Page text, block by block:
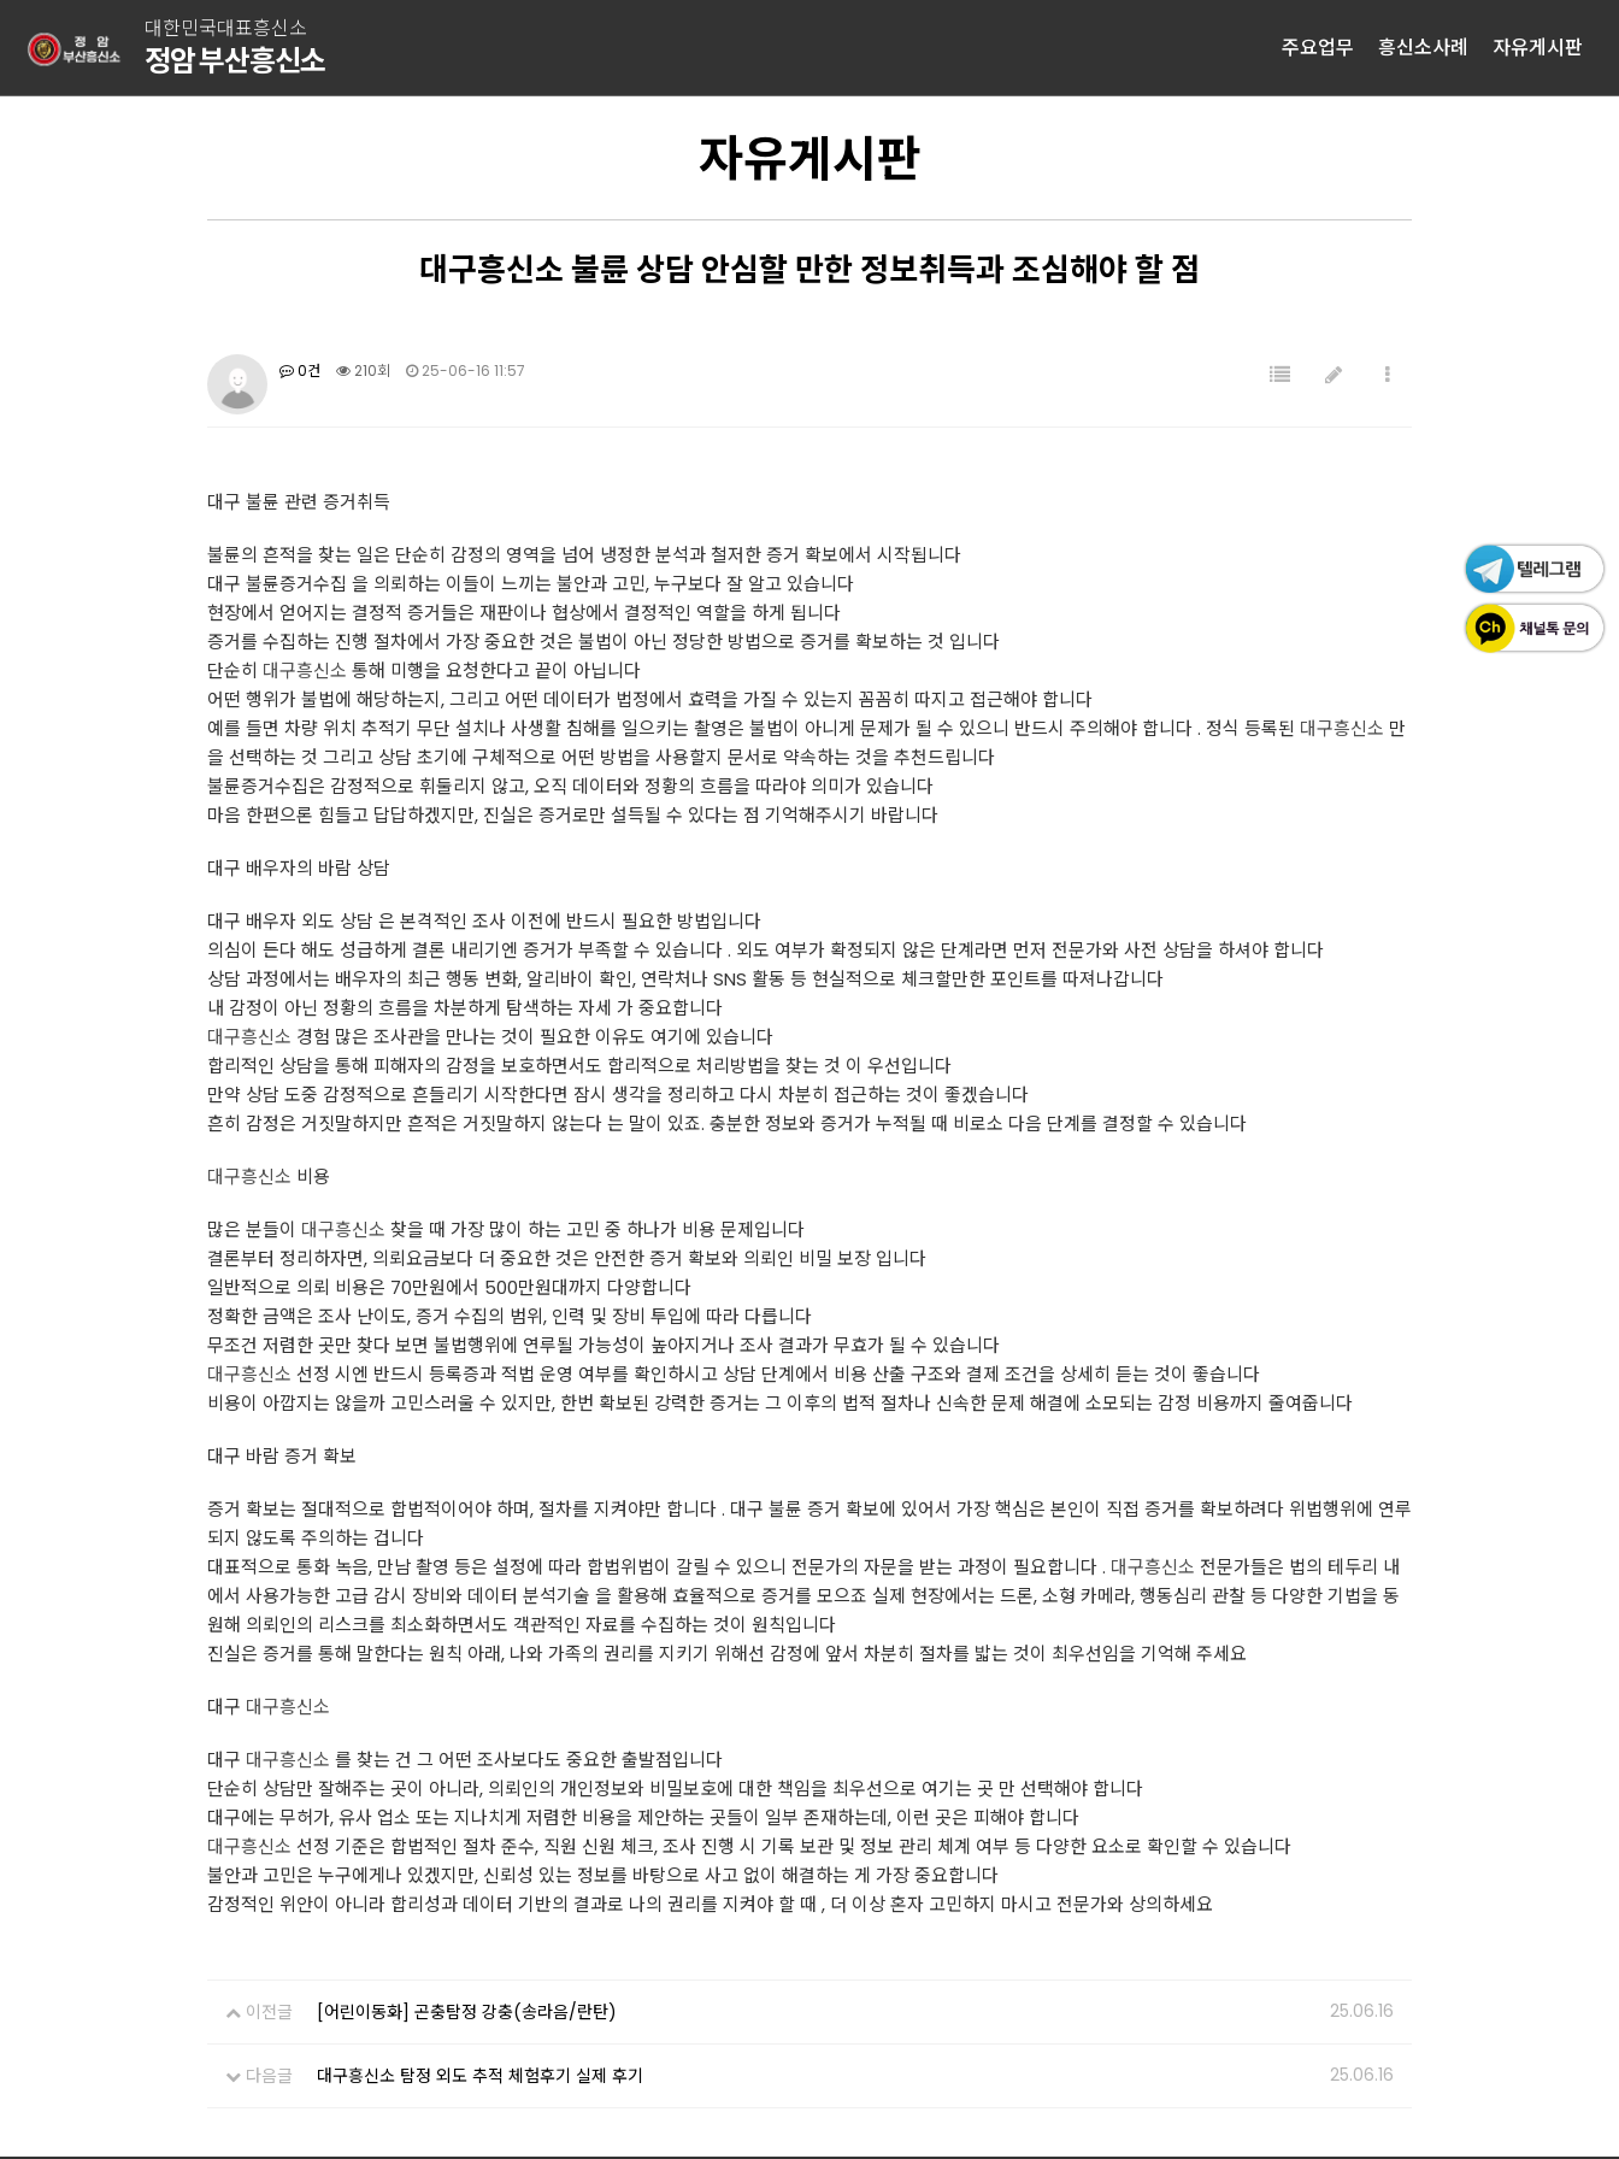
대한민국대표흥신소
정암 부산흥신소 주요업무 흥신소사례 자유게시판
자유게시판
대구흥신소 불륜 상담 안심할 만한 정보취득과 조심해야 할 점
0건 210회 25-06-16 11:57
대구 불륜 관련 증거취득
불륜의 흔적을 찾는 일은 단순히 감정의 영역을 넘어 냉정한 분석과 철저한 증거 확보에서 시작됩니다
대구 불륜증거수집 을 의뢰하는 이들이 느끼는 불안과 고민, 누구보다 잘 알고 있습니다
현장에서 얻어지는 결정적 증거들은 재판이나 협상에서 결정적인 역할을 하게 됩니다
증거를 수집하는 진행 절차에서 가장 중요한 것은 불법이 아닌 정당한 방법으로 증거를 확보하는 것 입니다
단순히 대구흥신소 통해 미행을 요청한다고 끝이 아닙니다
어떤 행위가 불법에 해당하는지, 그리고 어떤 데이터가 법정에서 효력을 가질 수 있는지 꼼꼼히 따지고 접근해야 합니다
예를 들면 차량 위치 추적기 무단 설치나 사생활 침해를 일으키는 촬영은 불법이 아니게 문제가 될 수 있으니 반드시 주의해야 합니다 . 정식 등록된 대구흥신소 만
을 선택하는 것 그리고 상담 초기에 구체적으로 어떤 방법을 사용할지 문서로 약속하는 것을 추천드립니다
불륜증거수집은 감정적으로 휘둘리지 않고, 오직 데이터와 정황의 흐름을 따라야 의미가 있습니다
마음 한편으론 힘들고 답답하겠지만, 진실은 증거로만 설득될 수 있다는 점 기억해주시기 바랍니다
대구 배우자의 바람 상담
대구 배우자 외도 상담 은 본격적인 조사 이전에 반드시 필요한 방법입니다
의심이 든다 해도 성급하게 결론 내리기엔 증거가 부족할 수 있습니다 . 외도 여부가 확정되지 않은 단계라면 먼저 전문가와 사전 상담을 하셔야 합니다
상담 과정에서는 배우자의 최근 행동 변화, 알리바이 확인, 연락처나 SNS 활동 등 현실적으로 체크할만한 포인트를 따져나갑니다
내 감정이 아닌 정황의 흐름을 차분하게 탐색하는 자세 가 중요합니다
대구흥신소 경험 많은 조사관을 만나는 것이 필요한 이유도 여기에 있습니다
합리적인 상담을 통해 피해자의 감정을 보호하면서도 합리적으로 처리방법을 찾는 것 이 우선입니다
만약 상담 도중 감정적으로 흔들리기 시작한다면 잠시 생각을 정리하고 다시 차분히 접근하는 것이 좋겠습니다
흔히 감정은 거짓말하지만 흔적은 거짓말하지 않는다 는 말이 있죠. 충분한 정보와 증거가 누적될 때 비로소 다음 단계를 결정할 수 있습니다
대구흥신소 비용
많은 분들이 대구흥신소 찾을 때 가장 많이 하는 고민 중 하나가 비용 문제입니다
결론부터 정리하자면, 의뢰요금보다 더 중요한 것은 안전한 증거 확보와 의뢰인 비밀 보장 입니다
일반적으로 의뢰 비용은 70만원에서 500만원대까지 다양합니다
정확한 금액은 조사 난이도, 증거 수집의 범위, 인력 및 장비 투입에 따라 다릅니다
무조건 저렴한 곳만 찾다 보면 불법행위에 연루될 가능성이 높아지거나 조사 결과가 무효가 될 수 있습니다
대구흥신소 선정 시엔 반드시 등록증과 적법 운영 여부를 확인하시고 상담 단계에서 비용 산출 구조와 결제 조건을 상세히 듣는 것이 좋습니다
비용이 아깝지는 않을까 고민스러울 수 있지만, 한번 확보된 강력한 증거는 그 이후의 법적 절차나 신속한 문제 해결에 소모되는 감정 비용까지 줄여줍니다
대구 바람 증거 확보
증거 확보는 절대적으로 합법적이어야 하며, 절차를 지켜야만 합니다 . 대구 불륜 증거 확보에 있어서 가장 핵심은 본인이 직접 증거를 확보하려다 위법행위에 연루
되지 않도록 주의하는 겁니다
대표적으로 통화 녹음, 만남 촬영 등은 설정에 따라 합법위법이 갈릴 수 있으니 전문가의 자문을 받는 과정이 필요합니다 . 대구흥신소 전문가들은 법의 테두리 내
에서 사용가능한 고급 감시 장비와 데이터 분석기술 을 활용해 효율적으로 증거를 모으죠 실제 현장에서는 드론, 소형 카메라, 행동심리 관찰 등 다양한 기법을 동
원해 의뢰인의 리스크를 최소화하면서도 객관적인 자료를 수집하는 것이 원칙입니다
진실은 증거를 통해 말한다는 원칙 아래, 나와 가족의 권리를 지키기 위해선 감정에 앞서 차분히 절차를 밟는 것이 최우선임을 기억해 주세요
대구 대구흥신소
대구 대구흥신소 를 찾는 건 그 어떤 조사보다도 중요한 출발점입니다
단순히 상담만 잘해주는 곳이 아니라, 의뢰인의 개인정보와 비밀보호에 대한 책임을 최우선으로 여기는 곳 만 선택해야 합니다
대구에는 무허가, 유사 업소 또는 지나치게 저렴한 비용을 제안하는 곳들이 일부 존재하는데, 이런 곳은 피해야 합니다
대구흥신소 선정 기준은 합법적인 절차 준수, 직원 신원 체크, 조사 진행 시 기록 보관 및 정보 관리 체계 여부 등 다양한 요소로 확인할 수 있습니다
불안과 고민은 누구에게나 있겠지만, 신뢰성 있는 정보를 바탕으로 사고 없이 해결하는 게 가장 중요합니다
감정적인 위안이 아니라 합리성과 데이터 기반의 결과로 나의 권리를 지켜야 할 때 , 더 이상 혼자 고민하지 마시고 전문가와 상의하세요
이전글 [어린이동화] 곤충탐정 강충(송라음/란탄) 25.06.16
다음글 대구흥신소 탐정 외도 추적 체험후기 실제 후기 25.06.16